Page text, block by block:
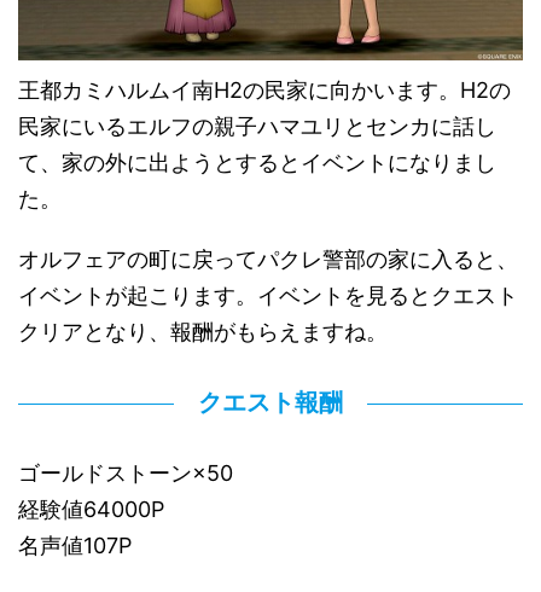
王都カミハルムイ南H2の民家に向かいます。H2の
民家にいるエルフの親子ハマユリとセンカに話し
て、家の外に出ようとするとイベントになりまし
た。
オルフェアの町に戻ってパクレ警部の家に入ると、
イベントが起こります。イベントを見るとクエスト
クリアとなり、報酬がもらえますね。
クエスト報酬
ゴールドストーン×50
経験値64000P
名声値107P